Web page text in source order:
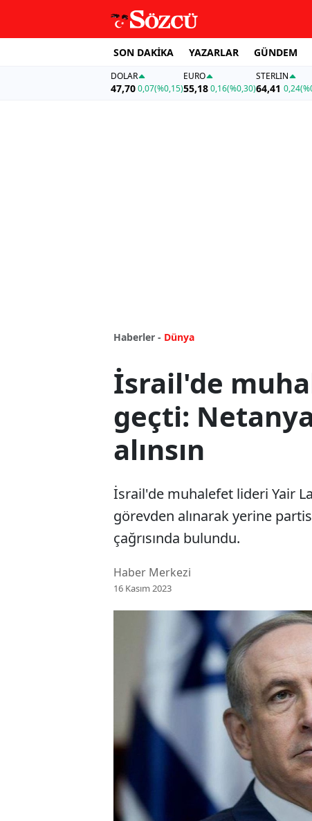
SON DAKİKA YAZARLAR GÜNDEM
DOLAR
47,700,07(%0,15)
EURO
55,18 0,16(%0,30)
STERLIN
64,41 0,24
Haberler - Dünya
İsrail'de
geçti:
alınsın
İsrail'de muhalefet lideri Yair
görevden alınarak yerine
çağrısında bulundu.
Haber Merkezi
16 Kasım 2023